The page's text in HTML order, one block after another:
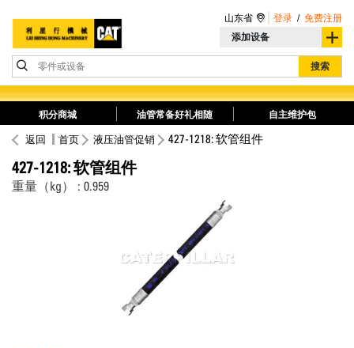
添加设备
零件或设备 搜索
山东省 登录 / 免费注册
积分商城 油管常备好礼相随 自主维护包
返回 首页 液压油管促销 427-1218: 软管组件
427-1218: 软管组件
重量（kg） : 0.959